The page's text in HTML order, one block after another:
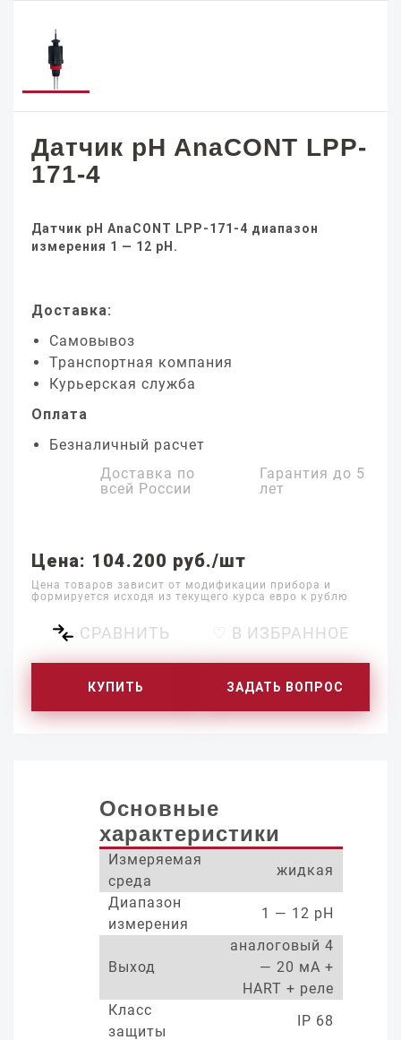
Датчик pH AnaCONT LPP-
171-4
Датчик pH AnaCONT LPP-171-4 диапазон
измерения 1 — 12 pH.
Доставка:
Самовывоз
Транспортная компания
Курьерская служба
Оплата
Безналичный расчет
Доставка по
всей России
Гарантия до 5
лет
Цена: 104.200 руб./шт
Цена товаров зависит от модификации прибора и
формируется исходя из текущего курса евро к рублю
СРАВНИТЬ ♡ В ИЗБРАННОЕ
КУПИТЬ ЗАДАТЬ ВОПРОС
Основные
характеристики
Измеряемая
среда
жидкая
Диапазон
измерения
1 — 12 pH
Выход
аналоговый 4
— 20 мА +
HART + реле
Класс
защиты
IP 68